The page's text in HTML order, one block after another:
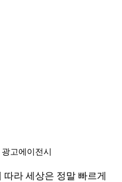
광고에이전시
따라 세상은 정말 빠르게